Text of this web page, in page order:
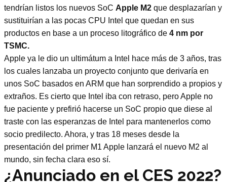
tendrían listos los nuevos SoC Apple M2 que desplazarían y
sustituirían a las pocas CPU Intel que quedan en sus
productos en base a un proceso litográfico de 4 nm por
TSMC.
Apple ya le dio un ultimátum a Intel hace más de 3 años, tras
los cuales lanzaba un proyecto conjunto que derivaría en
unos SoC basados en ARM que han sorprendido a propios y
extraños. Es cierto que Intel iba con retraso, pero Apple no
fue paciente y prefirió hacerse un SoC propio que diese al
traste con las esperanzas de Intel para mantenerlos como
socio predilecto. Ahora, y tras 18 meses desde la
presentación del primer M1 Apple lanzará el nuevo M2 al
mundo, sin fecha clara eso sí.
¿Anunciado en el CES 2022?